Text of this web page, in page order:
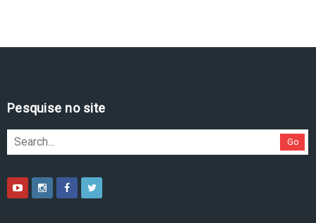
Pesquise no site
Go